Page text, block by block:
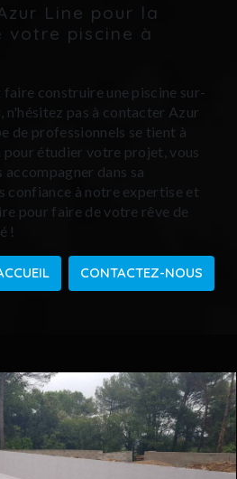
Line pour la
votre piscine à
faire construire une piscine sur-
n'hésitez pas à contacter Azur
de professionnels se tient à
étudier votre projet, vous
dans sa
confiance à notre expertise et
pour faire de votre rêve de
!
CONTACTEZ-NOUS